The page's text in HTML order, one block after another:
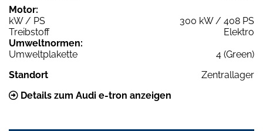
Motor:
kW / PS
300 kW / 408 PS
Treibstoff
Elektro
Umweltnormen:
Umweltplakette
4 (Green)
Standort
Zentrallager
Details zum Audi e-tron anzeigen